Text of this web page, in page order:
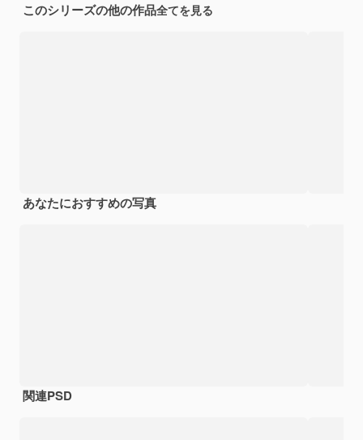
このシリーズの他の作品全てを見る
あなたにおすすめの写真
関連PSD